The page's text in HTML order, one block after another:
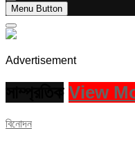
Menu Button
Advertisement
View
বিনোদন